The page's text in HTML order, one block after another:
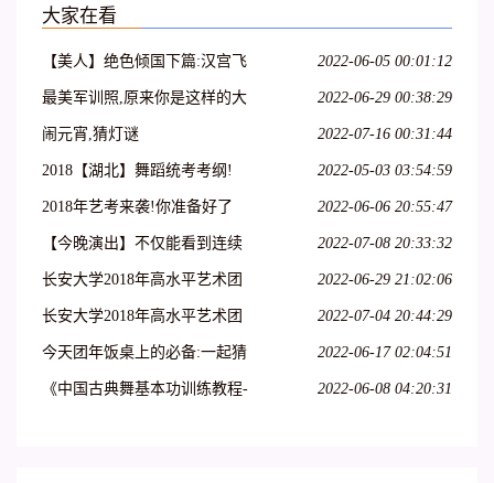
大家在看
【美人】绝色倾国下篇:汉宫飞
燕;貂蝉离间;玉体横沉;贵妃醉
2022-06-05 00:01:12
最美军训照,原来你是这样的大
一萌妹子
2022-06-29 00:38:29
闹元宵,猜灯谜 2022-07-16 00:31:44
2018【湖北】舞蹈统考考纲! 2022-05-03 03:54:59
2018年艺考来袭!你准备好了
吗?
2022-06-06 20:55:47
【今晚演出】不仅能看到连续
32个单腿转~
2022-07-08 20:33:32
长安大学2018年高水平艺术团
招生简章
2022-06-29 21:02:06
长安大学2018年高水平艺术团
招生简章丨18特长生
2022-07-04 20:44:29
今天团年饭桌上的必备:一起猜
灯谜,欢欢喜喜闹元宵
2022-06-17 02:04:51
《中国古典舞基本功训练教程-
2022-06-08 04:20:31